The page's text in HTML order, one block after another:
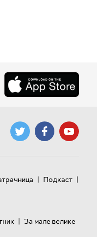
| Подкаст |
| За мале велике